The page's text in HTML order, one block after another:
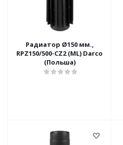
Радиатор Ø150 мм.,
RPZ150/500-CZ2 (ML) Darco
(Польша)